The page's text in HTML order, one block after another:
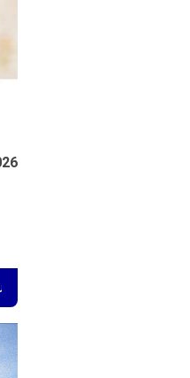
Dakwaan Korupsi Lahan